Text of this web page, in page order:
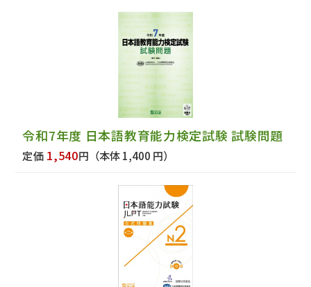
令和7年度 日本語教育能力検定試験 試験問題
定価 1,540円 （本体 1,400 円）